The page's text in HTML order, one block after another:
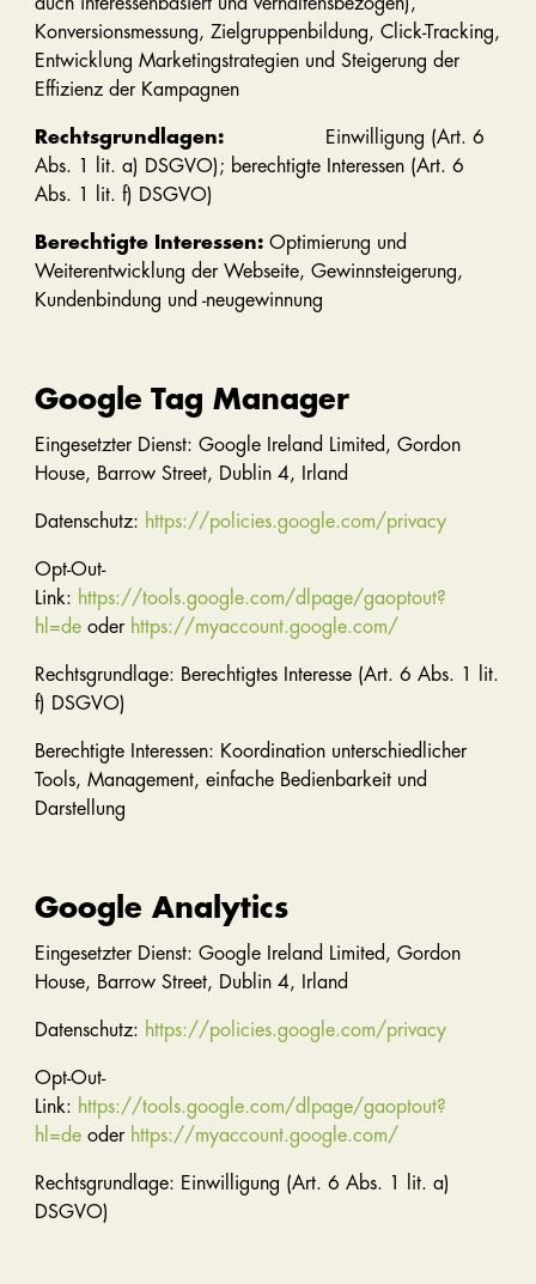
Konversionsmessung, Zielgruppenbildung, Click-Tracking,
Entwicklung Marketingstrategien und Steigerung der
Effizienz der Kampagnen
Rechtsgrundlagen:Einwilligung (Art. 6
Abs. 1 lit. a) DSGVO); berechtigte Interessen (Art. 6
Abs. 1 lit. f) DSGVO)
Berechtigte Interessen: Optimierung und
Weiterentwicklung der Webseite, Gewinnsteigerung,
Kundenbindung und -neugewinnung
Google Tag Manager
Eingesetzter Dienst: Google Ireland Limited, Gordon
House, Barrow Street, Dublin 4, Irland
Datenschutz: https://policies.google.com/privacy
Opt-Out-
Link: https://tools.google.com/dlpage/gaoptout?
hl=deoder https://myaccount.google.com/
Rechtsgrundlage: Berechtigtes Interesse (Art. 6 Abs. 1 lit.
f) DSGVO)
Berechtigte Interessen: Koordination unterschiedlicher
Tools, Management, einfache Bedienbarkeit und
Darstellung
Google Analytics
Eingesetzter Dienst: Google Ireland Limited, Gordon
House, Barrow Street, Dublin 4, Irland
Datenschutz: https://policies.google.com/privacy
Opt-Out-
Link: https://tools.google.com/dlpage/gaoptout?
hl=deoder https://myaccount.google.com/
Rechtsgrundlage: Einwilligung (Art. 6 Abs. 1 lit. a)
DSGVO)